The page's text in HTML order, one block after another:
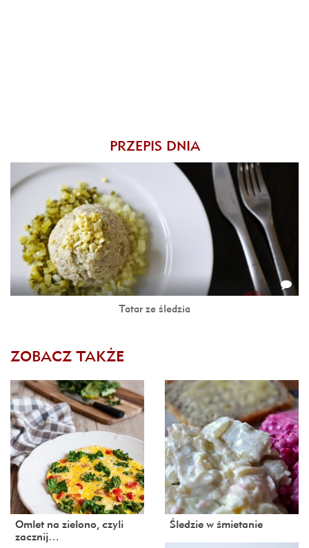
PRZEPIS DNIA
Tatar ze śledzia
ZOBACZ TAKŻE
Omlet na zielono, czyli
zacznij…
Śledzie w śmietanie